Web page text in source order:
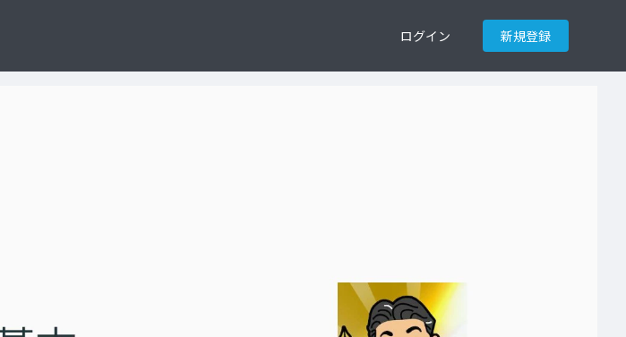
ログイン 新規登録